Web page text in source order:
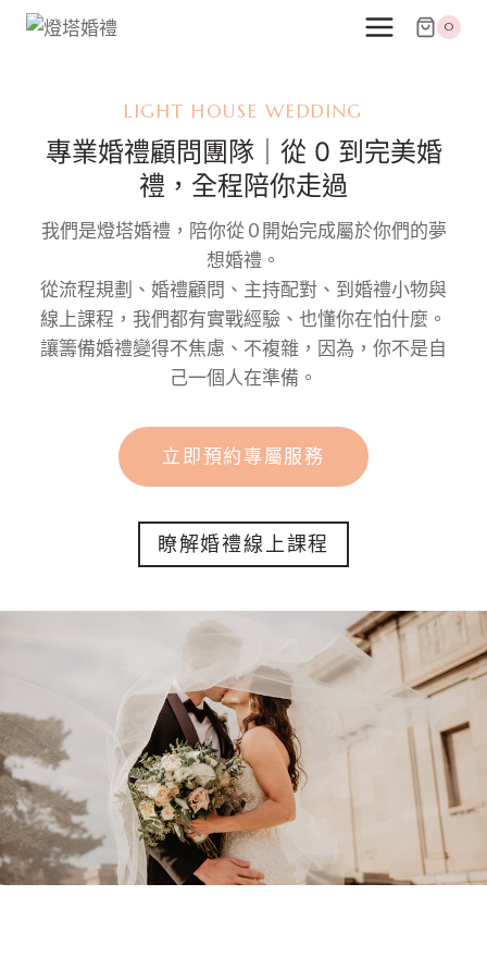
0
LIGHT HOUSE WEDDING
專業婚禮顧問團隊｜從 0 到完美婚
禮，全程陪你走過
我們是燈塔婚禮，陪你從 0 開始完成屬於你們的夢
想婚禮。
從流程規劃、婚禮顧問、主持配對、到婚禮小物與
線上課程，我們都有實戰經驗、也懂你在怕什麼。
讓籌備婚禮變得不焦慮、不複雜，因為，你不是自
己一個人在準備。
立即預約專屬服務
瞭解婚禮線上課程